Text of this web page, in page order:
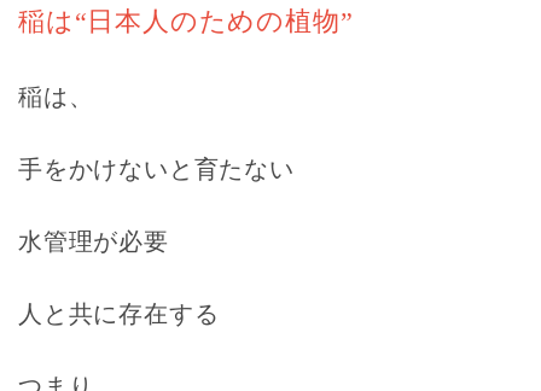
稲は“日本人のための植物”
稲は、
手をかけないと育たない
水管理が必要
人と共に存在する